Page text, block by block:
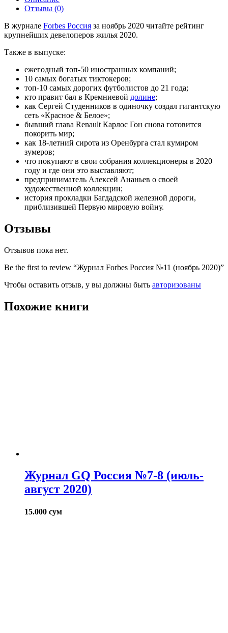
Отзывы (0)
В журнале Forbes Россия за ноябрь 2020 читайте рейтинг
крупнейших девелоперов жилья 2020.
Также в выпуске:
ежегодный топ-50 иностранных компаний;
10 самых богатых тиктокеров;
топ-10 самых дорогих футболистов до 21 года;
кто правит бал в Кремниевой долине;
как Сергей Студенников в одиночку создал гигантскую
сеть «Красное & Белое»;
бывший глава Renault Карлос Гон снова готовится
покорить мир;
как 18-летний сирота из Оренбурга стал кумиром
зумеров;
что покупают в свои собрания коллекционеры в 2020
году и где они это выставляют;
предприниматель Алексей Ананьев о своей
художественной коллекции;
история прокладки Багдадской железной дороги,
приблизившей Первую мировую войну.
Отзывы
Отзывов пока нет.
Be the first to review “Журнал Forbes Россия №11 (ноябрь 2020)”
Чтобы оставить отзыв, у вы должны быть авторизованы
Похожие книги
Журнал GQ Россия №7-8 (июль-
август 2020)
15.000 сум